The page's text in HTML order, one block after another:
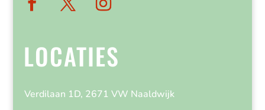
LOCATIES
Verdilaan 1D, 2671 VW Naaldwijk